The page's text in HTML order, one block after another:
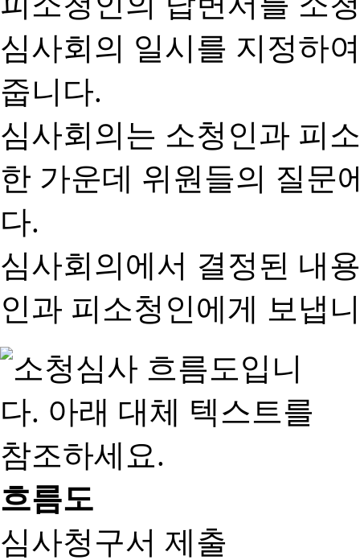
심사회의 일시를 지정하
줍니다.
심사회의는 소청인과 피
한 가운데 위원들의 질문
다.
심사회의에서 결정된 내
인과 피소청인에게 보냅
흐름도
심사청구서 제출